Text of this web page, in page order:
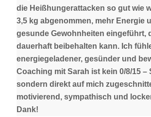
die Heißhungerattacken so gut wie
3,5 kg abgenommen, mehr Energie
gesunde Gewohnheiten eingeführt,
dauerhaft beibehalten kann. Ich
energiegeladener, gesünder und
Coaching mit Sarah ist kein 0/8/15 –
sondern direkt auf mich
motivierend, sympathisch und
Dank!